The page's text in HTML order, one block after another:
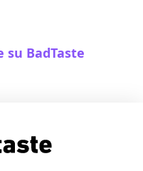
su BadTaste